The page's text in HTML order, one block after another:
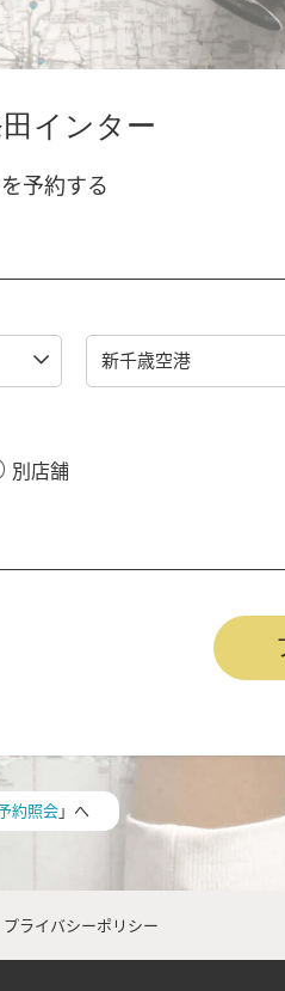
インター
予約する
別店舗
約照会」へ
プライバシーポリシー